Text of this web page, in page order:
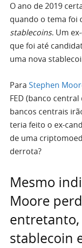
O ano de 2019
quando o tema foi
stablecoins. Um
que foi até
uma nova
Para Stephen
FED (banco
bancos centrais
teria feito o ex-
de uma
derrota?
Mesmo
Moore
stablecoin